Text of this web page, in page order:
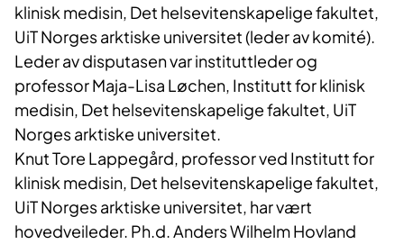
klinisk medisin, Det helsevitenskapelige fakultet,
UiT Norges arktiske universitet (leder av komité).
Leder av disputasen var instituttleder og
professor Maja-Lisa Løchen, Institutt for klinisk
medisin, Det helsevitenskapelige fakultet, UiT
Norges arktiske universitet.
Knut Tore Lappegård, professor ved Institutt for
klinisk medisin, Det helsevitenskapelige fakultet,
UiT Norges arktiske universitet, har vært
hovedveileder. Ph.d. Anders Wilhelm Hovland